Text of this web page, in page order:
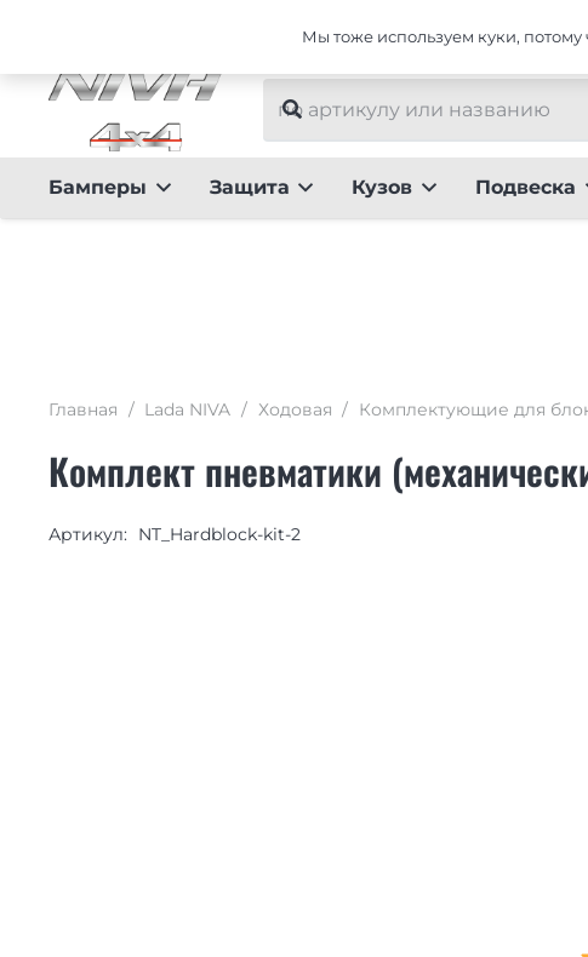
Интернет-магазин тюнинга для Lada NIVA
Бамперы Защита Кузов Подвеска
Главная / Lada NIVA / Ходовая / Комплектующие для
Комплект пневматики
Артикул: NT_Hardblock-kit-2
Мы тоже используем куки, потому